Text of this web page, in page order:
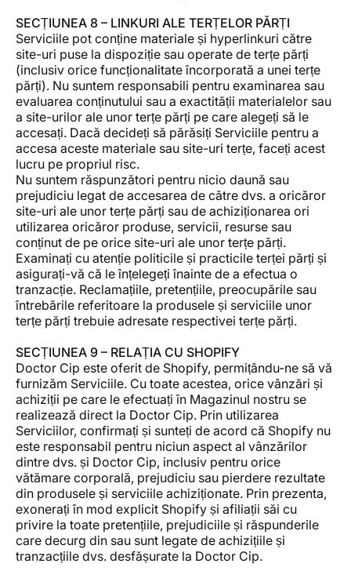
SECȚIUNEA 8 – LINKURI ALE TERȚELOR PĂRȚI
Serviciile pot conține materiale și hyperlinkuri către
site-uri puse la dispoziție sau operate de terțe părți
(inclusiv orice funcționalitate încorporată a unei terțe
părți). Nu suntem responsabili pentru examinarea sau
evaluarea conținutului sau a exactității materialelor sau
a site-urilor ale unor terțe părți pe care alegeți să le
accesați. Dacă decideți să părăsiți Serviciile pentru a
accesa aceste materiale sau site-uri terțe, faceți acest
lucru pe propriul risc.
Nu suntem răspunzători pentru nicio daună sau
prejudiciu legat de accesarea de către dvs. a oricăror
site-uri ale unor terțe părți sau de achiziționarea ori
utilizarea oricăror produse, servicii, resurse sau
conținut de pe orice site-uri ale unor terțe părți.
Examinați cu atenție politicile și practicile terței părți și
asigurați-vă că le înțelegeți înainte de a efectua o
tranzacție. Reclamațiile, pretențiile, preocupările sau
întrebările referitoare la produsele și serviciile unor
terțe părți trebuie adresate respectivei terțe părți.
SECȚIUNEA 9 – RELAȚIA CU SHOPIFY
Doctor Cip este oferit de Shopify, permițându-ne să vă
furnizăm Serviciile. Cu toate acestea, orice vânzări și
achiziții pe care le efectuați în Magazinul nostru se
realizează direct la Doctor Cip. Prin utilizarea
Serviciilor, confirmați și sunteți de acord că Shopify nu
este responsabil pentru niciun aspect al vânzărilor
dintre dvs. și Doctor Cip, inclusiv pentru orice
vătămare corporală, prejudiciu sau pierdere rezultate
din produsele și serviciile achiziționate. Prin prezenta,
exonerați în mod explicit Shopify și afiliații săi cu
privire la toate pretențiile, prejudiciile și răspunderile
care decurg din sau sunt legate de achizițiile și
tranzacțiile dvs. desfășurate la Doctor Cip.